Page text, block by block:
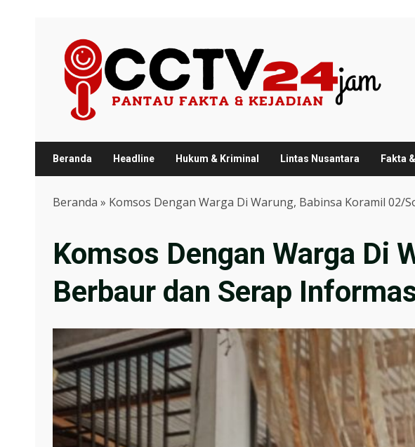
content
Beranda Headline Hukum & Kriminal Lintas Nusantara Fakta
Beranda » Komsos Dengan Warga Di Warung, Babinsa Koramil 02/
Komsos Dengan Warga Di
Berbaur dan Serap